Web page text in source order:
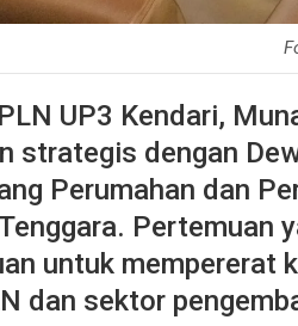
UP3 Kendari,
strategis dengan
Perumahan dan
Pertemuan
untuk mempererat
dan sektor